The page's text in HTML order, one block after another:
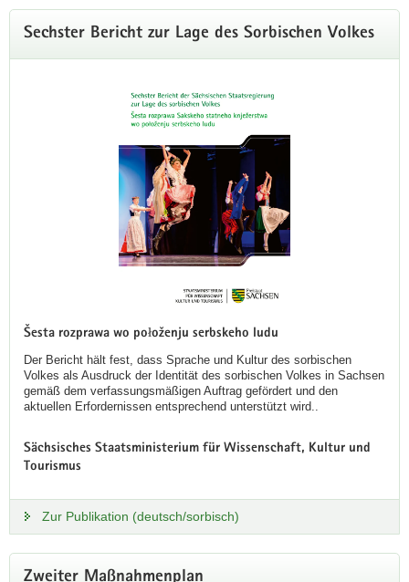
Sechster Bericht zur Lage des Sorbischen Volkes
Šesta rozprawa wo połoženju serbskeho ludu
Der Bericht hält fest, dass Sprache und Kultur des sorbischen
Volkes als Ausdruck der Identität des sorbischen Volkes in Sachsen
gemäß dem verfassungsmäßigen Auftrag gefördert und den
aktuellen Erfordernissen entsprechend unterstützt wird..
Sächsisches Staatsministerium für Wissenschaft, Kultur und
Tourismus
Zur Publikation (deutsch/sorbisch)
Zweiter Maßnahmenplan